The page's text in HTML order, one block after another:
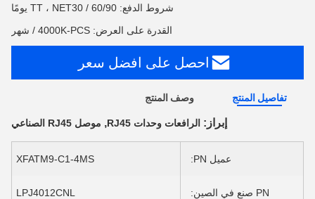
شروط الدفع: TT ، NET30 / 60/90 يومًا
القدرة على العرض: 4000K-PCS / شهر
احصل على افضل سعر
تفاصيل المنتج وصف المنتج
إبراز: الرافعات وحدات RJ45 , موصل RJ45 الصناعي
عميل PN: XFATM9-C1-4MS
PN صنع في الصين: LPJ4012CNL